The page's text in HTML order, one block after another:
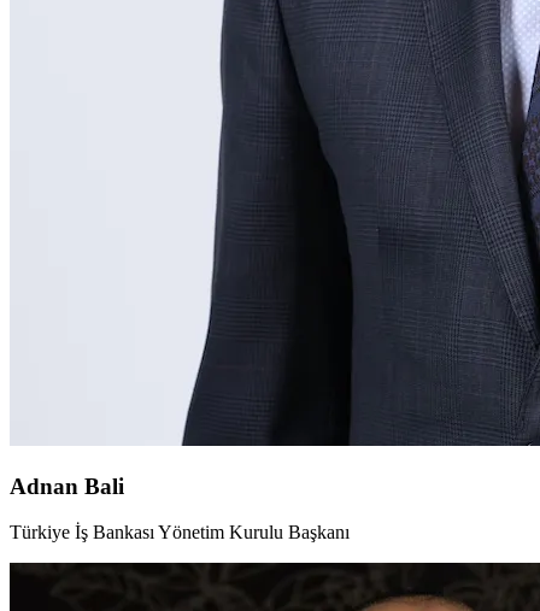
Adnan Bali
Türkiye İş Bankası Yönetim Kurulu Başkanı